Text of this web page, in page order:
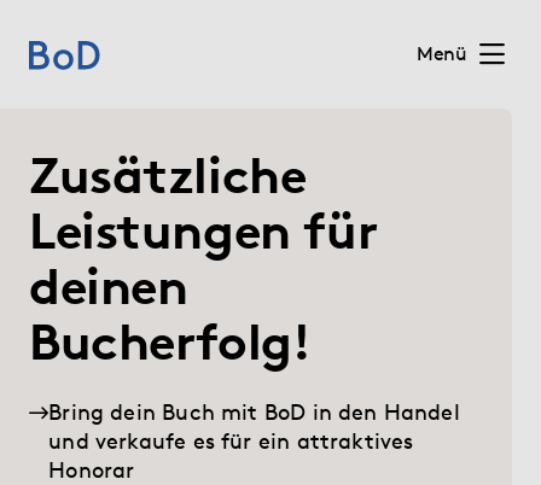
Menü
Preise
Leistungen(current)
Über uns
Blog
Zusätzliche
Leistungen für
deinen
Bucherfolg!
Bring dein Buch mit BoD in den Handel
und verkaufe es für ein attraktives
Honorar